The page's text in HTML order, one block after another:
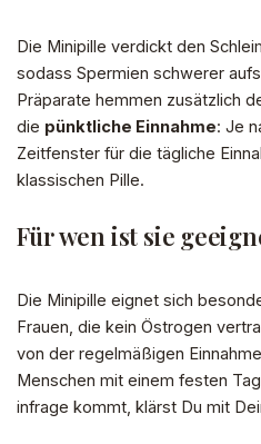
Die Minipille verdickt den
sodass Spermien schwerer
Präparate hemmen zusätzlich
die pünktliche Einnahme: Je
Zeitfenster für die tägliche
klassischen Pille.
Für wen ist sie
Die Minipille eignet sich
Frauen, die kein Östrogen
von der regelmäßigen
Menschen mit einem festen
infrage kommt, klärst Du mit